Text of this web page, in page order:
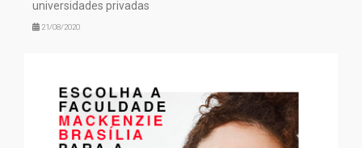
universidades privadas
21/08/2020